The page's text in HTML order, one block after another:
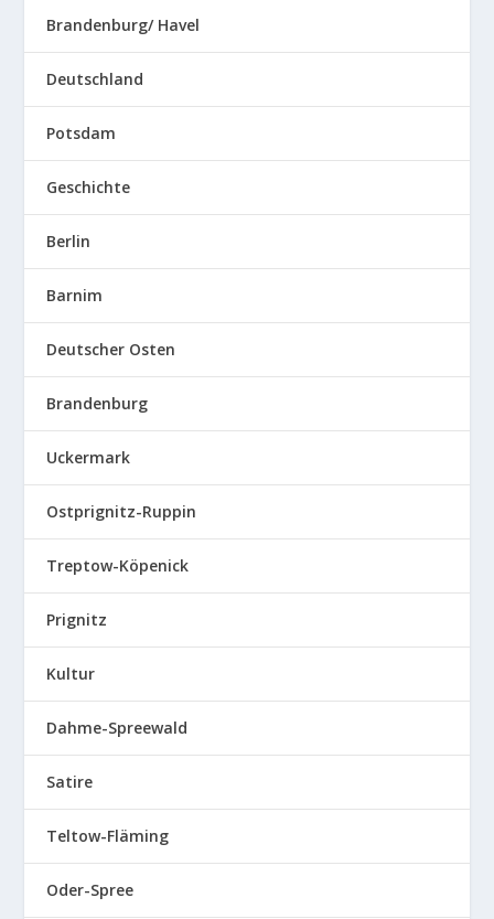
Brandenburg/ Havel
Deutschland
Potsdam
Geschichte
Berlin
Barnim
Deutscher Osten
Brandenburg
Uckermark
Ostprignitz-Ruppin
Treptow-Köpenick
Prignitz
Kultur
Dahme-Spreewald
Satire
Teltow-Fläming
Oder-Spree